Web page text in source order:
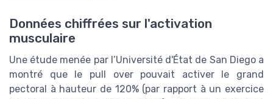
Données chiffrées sur l'activation
musculaire
Une étude menée par l’Université d'État de San Diego a
montré que le pull over pouvait activer le grand
pectoral à hauteur de 120% (par rapport à un exercice